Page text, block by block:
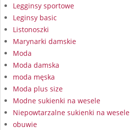
Legginsy sportowe
Leginsy basic
Listonoszki
Marynarki damskie
Moda
Moda damska
moda męska
Moda plus size
Modne sukienki na wesele
Niepowtarzalne sukienki na wesele
obuwie